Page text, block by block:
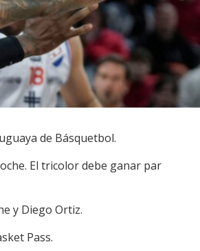
de Básquetbol.
El tricolor debe ganar par
y Diego Ortiz.
Pass.